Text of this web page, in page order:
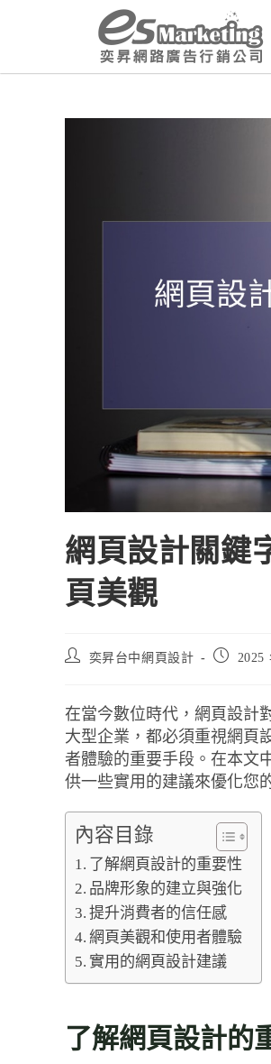
網頁設計關鍵
頁美觀
奕昇台中網頁設計 2025
在當今數位時代，網頁設計
大型企業，都必須重視網頁
者體驗的重要手段。在本文
供一些實用的建議來優化您
內容目錄
了解網頁設計的重要性
品牌形象的建立與強化
提升消費者的信任感
網頁美觀和使用者體驗
實用的網頁設計建議
了解網頁設計的